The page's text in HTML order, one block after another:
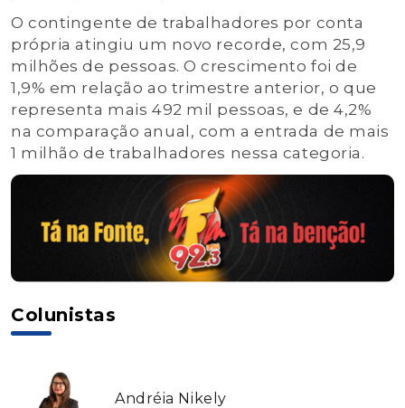
O contingente de trabalhadores por conta
própria atingiu um novo recorde, com 25,9
milhões de pessoas. O crescimento foi de
1,9% em relação ao trimestre anterior, o que
representa mais 492 mil pessoas, e de 4,2%
na comparação anual, com a entrada de mais
1 milhão de trabalhadores nessa categoria.
Colunistas
Andréia Nikely